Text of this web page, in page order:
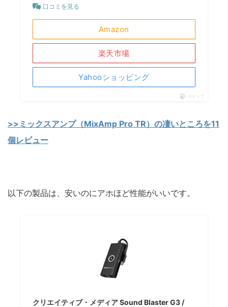
口コミを見る
Amazon
楽天市場
Yahooショッピング
ポチップ
>>ミックスアンプ（MixAmp Pro TR）の凄いところを11
個レビュー
以下の製品は、安いのにアホほど性能がいいです。
クリエイティブ・メディア Sound Blaster G3 /